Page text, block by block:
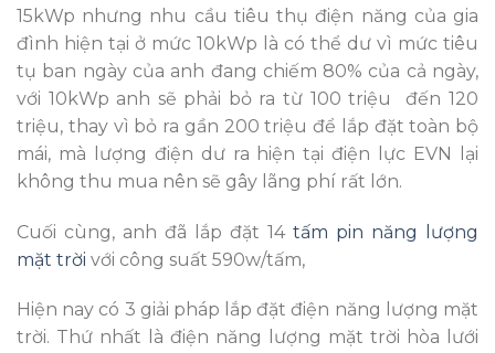
15kWp nhưng nhu cầu tiêu thụ điện năng của gia
đình hiện tại ở mức 10kWp là có thể dư vì mức tiêu
tụ ban ngày của anh đang chiếm 80% của cả ngày,
với 10kWp anh sẽ phải bỏ ra từ 100 triệu đến 120
triệu, thay vì bỏ ra gần 200 triệu để lắp đặt toàn bộ
mái, mà lượng điện dư ra hiện tại điện lực EVN lại
không thu mua nên sẽ gây lãng phí rất lớn.
Cuối cùng, anh đã lắp đặt 14tấm pin năng lượng
mặt trời với công suất 590w/tấm,
Hiện nay có 3 giải pháp lắp đặt điện năng lượng mặt
trời. Thứ nhất là điện năng lượng mặt trời hòa lưới